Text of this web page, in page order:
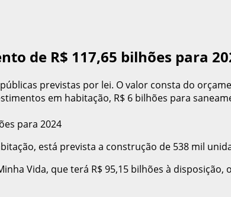
de R$ 117,65 bilhões para
previstas por lei. O valor consta do
em habitação, R$ 6 bilhões para
está prevista a construção de 538 mil
Vida, que terá R$ 95,15 bilhões à